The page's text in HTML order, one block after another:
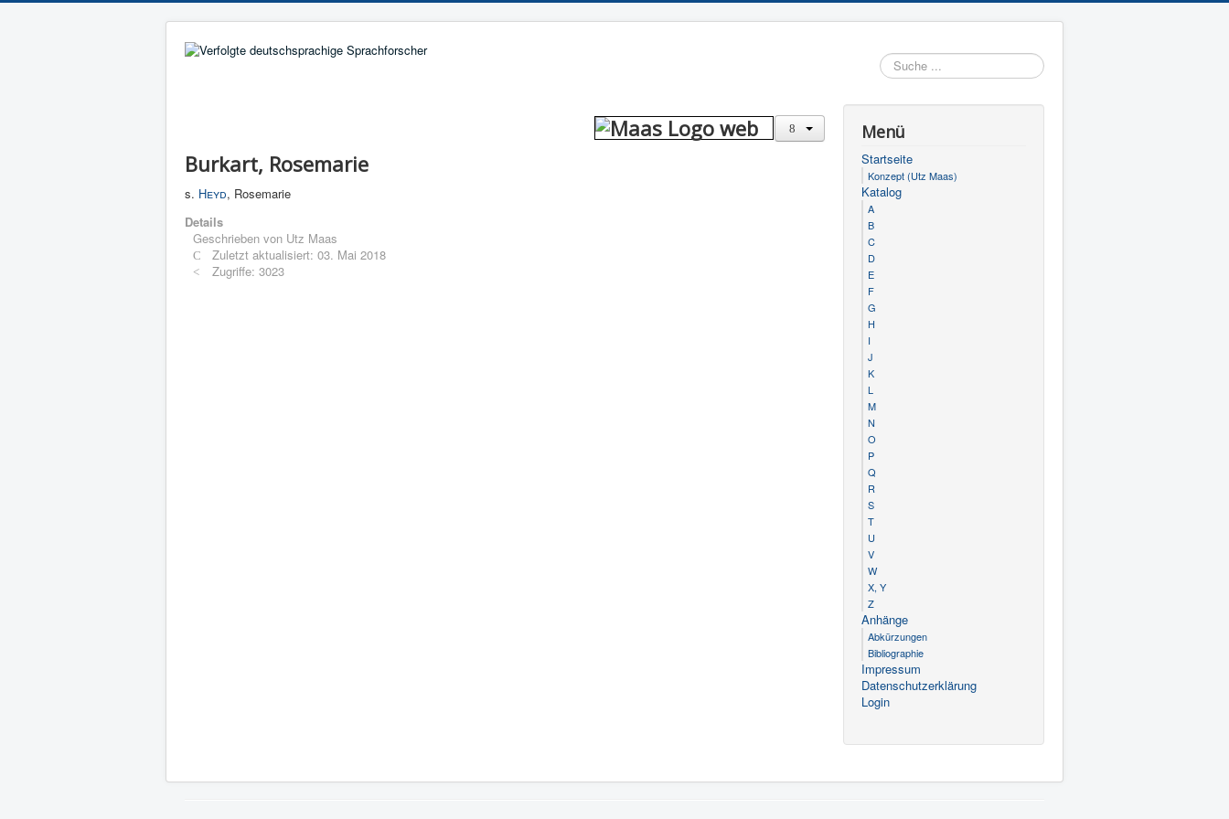
Burkart, Rosemarie
s. Heyd, Rosemarie
Details
Geschrieben von Utz Maas
Zuletzt aktualisiert: 03. Mai 2018
Zugriffe: 3023
Menü
Startseite
Konzept (Utz Maas)
Katalog
A
B
C
D
E
F
G
H
I
J
K
L
M
N
O
P
Q
R
S
T
U
V
W
X, Y
Z
Anhänge
Abkürzungen
Bibliographie
Impressum
Datenschutzerklärung
Login